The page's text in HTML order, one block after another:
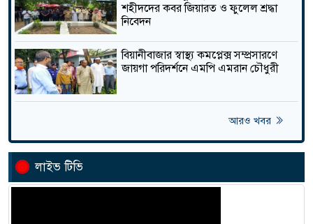
জনবল ও জন্মনিয়ন্ত্রণ সামগ্রীর
সংকটে বিয়ানীবাজারে বেড়েছে
জন্মহার
তাজা
জগন্নাথপু‌রে নৌকা ডু‌বি‌তে ২ জনের
তাজা
শহীদদের কবর জিয়ারত ও ফুলেল শ্রদ্ধা
নিবেদন
বিয়ানীবাজার স্বাস্থ্য কমপ্লেক্স সম্প্রসারণে
জায়গা পরিদর্শনে এমপি এমরান চৌধুরী
আরও খবর
লাইভ টিভি